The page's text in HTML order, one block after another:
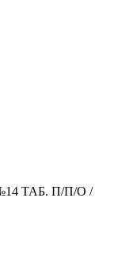
ТАБ. П/П/О /